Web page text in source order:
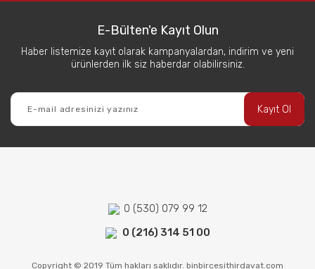
E-Bülten'e Kayıt Olun
Haber listemize kayıt olarak kampanyalardan, indirim ve yeni
ürünlerden ilk siz haberdar olabilirsiniz.
Kayıt Ol
0 (530) 079 99 12
0 (216) 314 51 00
Copyright © 2019 Tüm hakları saklıdır. binbircesithirdavat.com